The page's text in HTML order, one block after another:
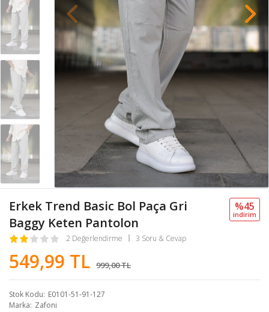
Erkek Trend Basic Bol Paça Gri
Baggy Keten Pantolon
2 Değerlendirme 3 Soru & Cevap
549,99 TL 999,00 TL
%45
i̇ndi̇ri̇m
Stok Kodu E0101-51-91-127
Marka Zafoni